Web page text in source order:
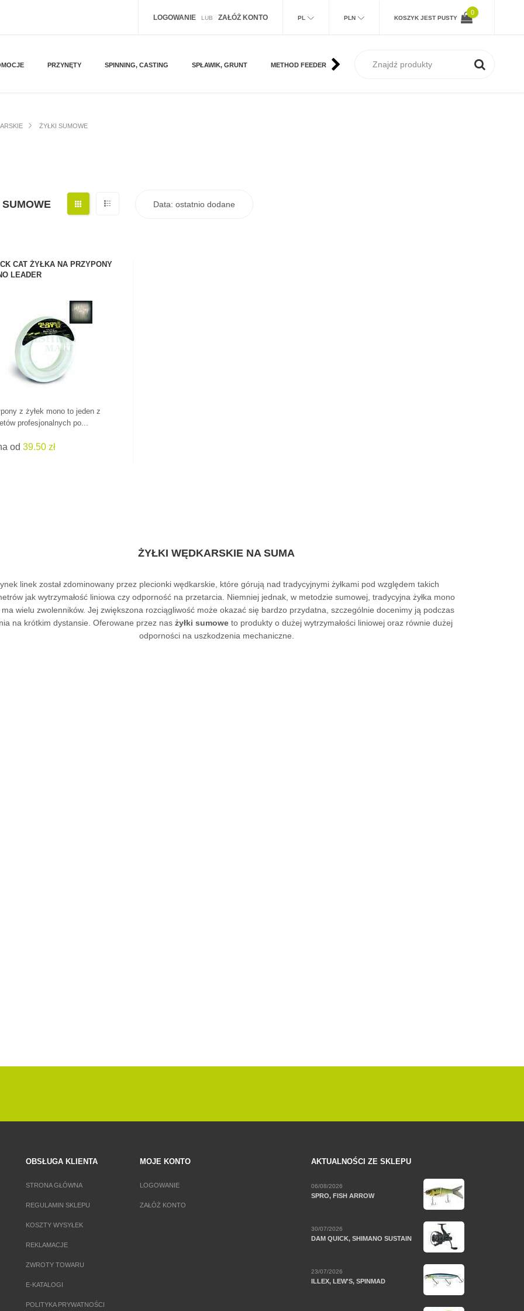
LOGOWANIELUB ZAŁÓŻ KONTO PL PLN KOSZYK JEST PUSTY
0
PRZYNĘTY SPINNING, CASTING SPŁAWIK, GRUNT METHOD FEEDER MORSKIE MUCHA
ŻYŁKI SUMOWE
CAT ŻYŁKA NA PRZYPONY
LEADER
ZOBACZ PRODUKT
z żyłek mono to jeden z
profesjonalnych po...
od 39.50 zł
ŻYŁKI WĘDKARSKIE NA SUMA
linek został zdominowany przez plecionki wędkarskie , które górują nad tradycyjnymi żyłkami pod względem takich
jak wytrzymałość liniowa czy odporność na przetarcia. Niemniej jednak, w metodzie sumowej, tradycyjna żyłka mono
ma wielu zwolenników. Jej zwiększona rozciągliwość może okazać się bardzo przydatna, szczególnie docenimy ją podczas
na krótkim dystansie. Oferowane przez nasżyłki sumowe to produkty o dużej wytrzymałości liniowej oraz równie dużej
odporności na uszkodzenia mechaniczne.
OBSŁUGA KLIENTA
STRONA GŁÓWNA
REGULAMIN SKLEPU
KOSZTY WYSYŁEK
REKLAMACJE
ZWROTY TOWARU
E-KATALOGI
POLITYKA PRYWATNOŚCI
MOJE KONTO
LOGOWANIE
ZAŁÓŻ KONTO
AKTUALNOŚCI ZE SKLEPU
06/08/2026
SPRO, FISH ARROW
30/07/2026
DAM QUICK, SHIMANO SUSTAIN
23/07/2026
ILLEX, LEW'S, SPINMAD